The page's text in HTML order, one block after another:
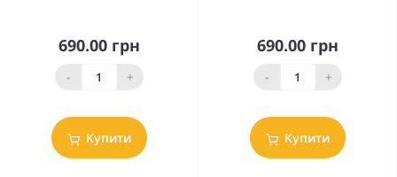
690.00 грн
- +
Купити
690.00 грн
- +
Купити